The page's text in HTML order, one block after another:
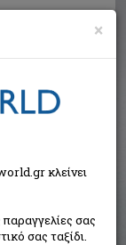
×
κλείνει
παραγγελίες σας
σας ταξίδι.